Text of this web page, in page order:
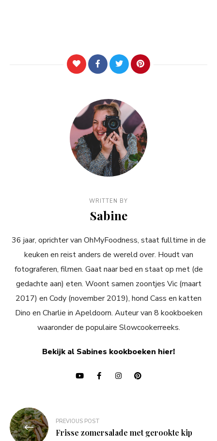
WRITTEN BY
Sabine
36 jaar, oprichter van OhMyFoodness, staat fulltime in de
keuken en reist anders de wereld over. Houdt van
fotograferen, filmen. Gaat naar bed en staat op met (de
gedachte aan) eten. Woont samen zoontjes Vic (maart
2017) en Cody (november 2019), hond Cass en katten
Dino en Charlie in Apeldoorn. Auteur van 8 kookboeken
waaronder de populaire Slowcookerreeks.
Bekijk al Sabines kookboeken hier!
Bericht
navigatie
PREVIOUS POST
Frisse zomersalade met gerookte kip